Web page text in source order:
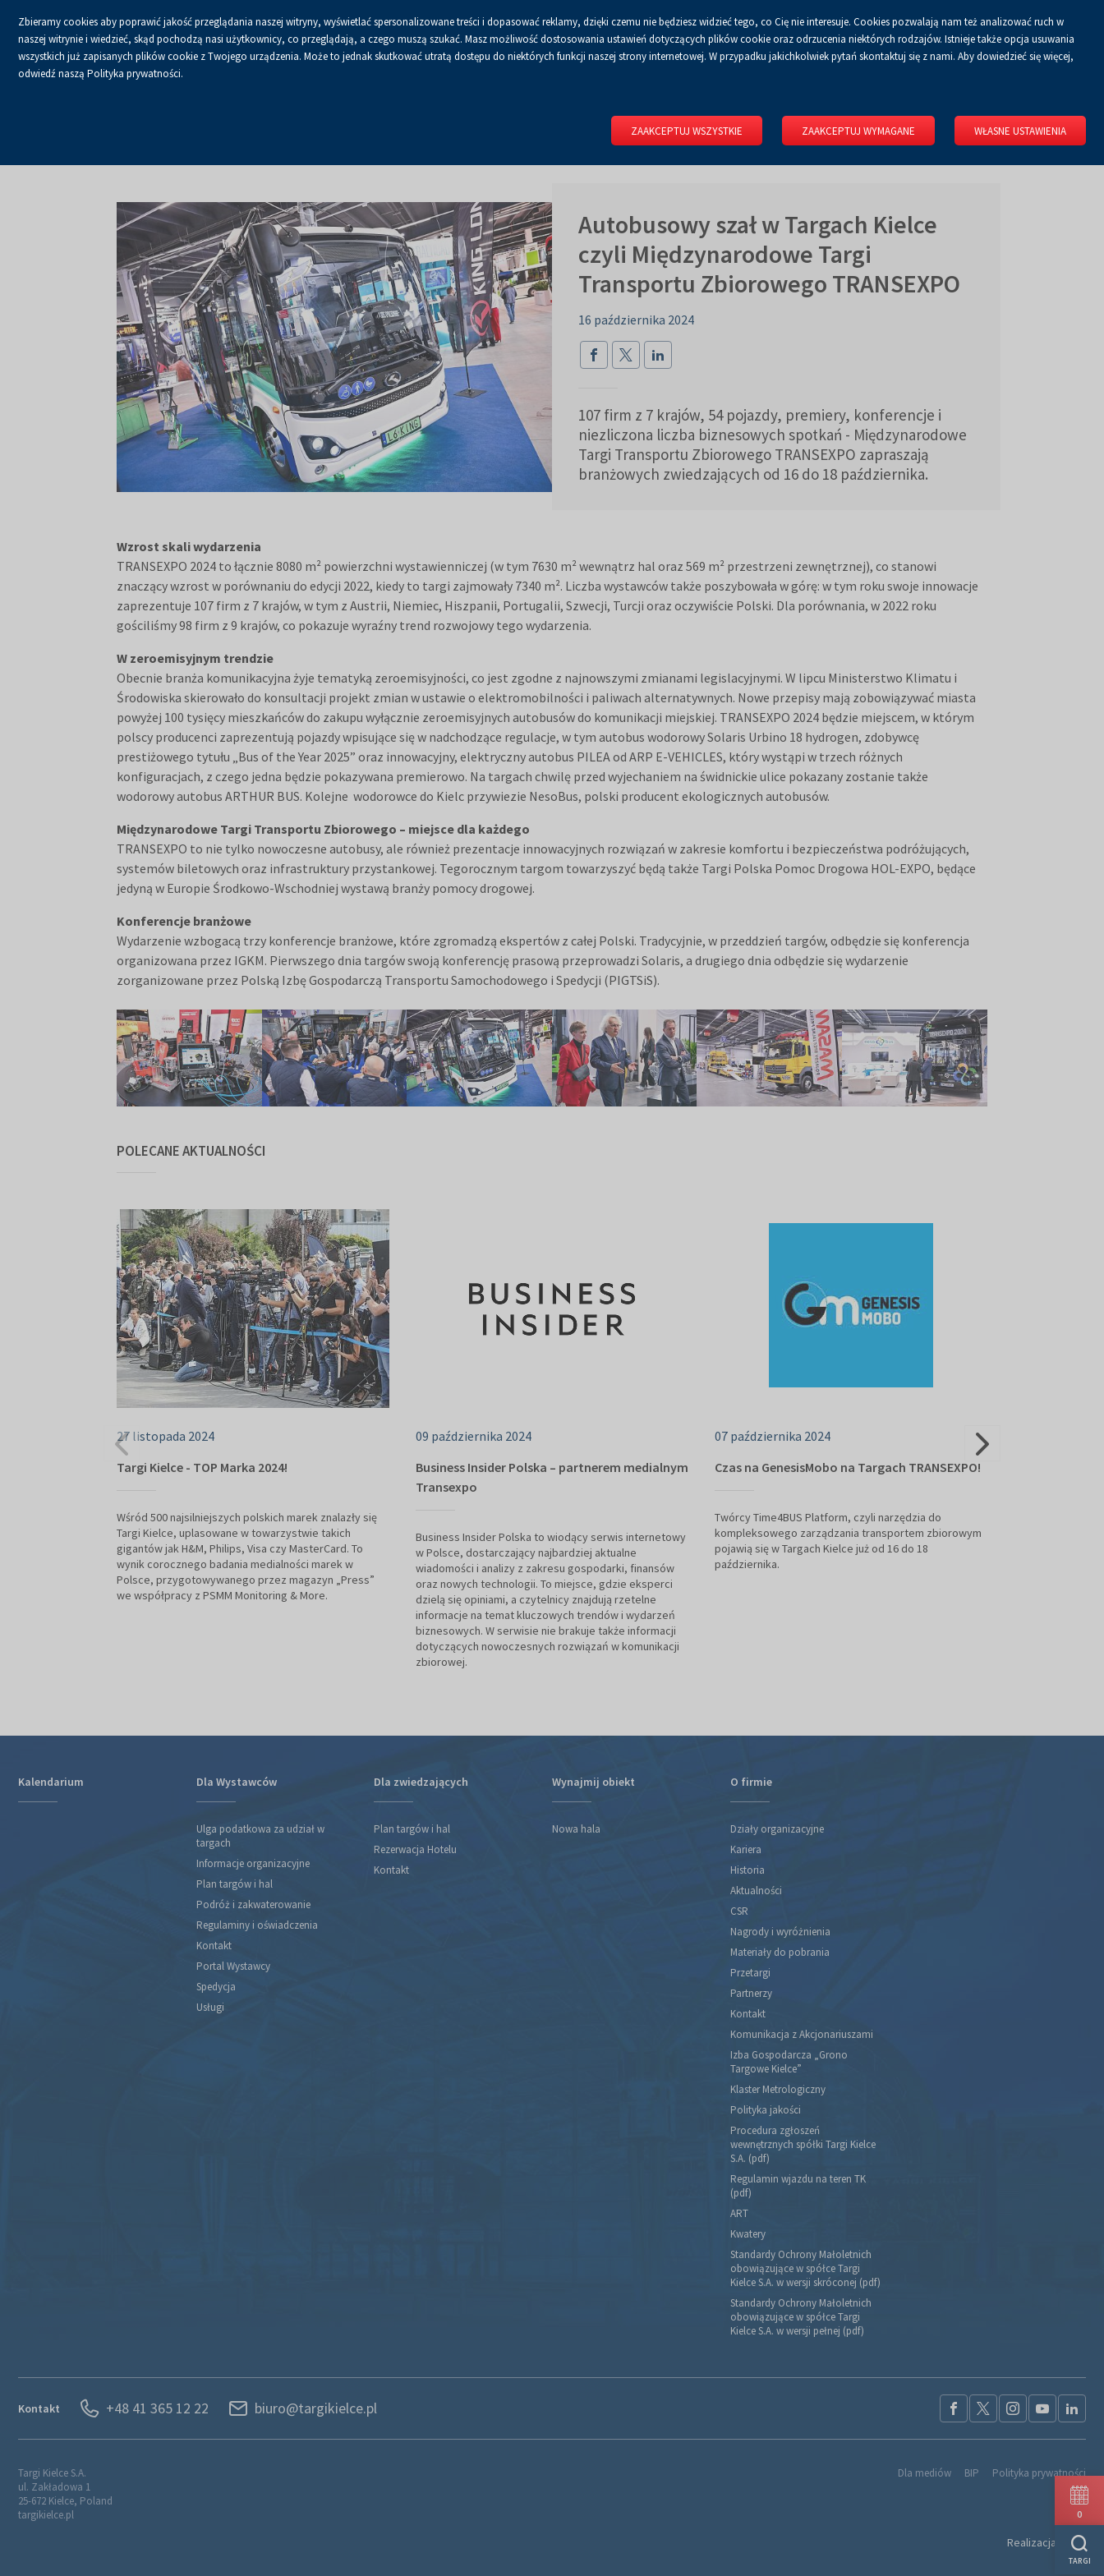
ACzcionka
domyślna
A+ Czcionka
powiększona
A++Czcionka
największa
A
Włącz
tryb
Włącz
wersję
RSS Dla mediów BIP Polityka prywatności ZALOGUJ SIĘ 0.00 zł Koszyk
Autobusowy szał w Targach Kielce
czyli Międzynarodowe Targi
Transportu Zbiorowego TRANSEXPO
16 października 2024
107 firm z 7 krajów, 54 pojazdy, premiery, konferencje i
niezliczona liczba biznesowych spotkań - Międzynarodowe
Targi Transportu Zbiorowego TRANSEXPO zapraszają
branżowych zwiedzających od 16 do 18 października.
Wzrost skali wydarzenia
TRANSEXPO 2024 to łącznie 8080 m² powierzchni wystawienniczej (w tym 7630 m² wewnątrz hal oraz 569 m² przestrzeni zewnętrznej), co stanowi
znaczący wzrost w porównaniu do edycji 2022, kiedy to targi zajmowały 7340 m². Liczba wystawców także poszybowała w górę: w tym roku swoje innowacje
zaprezentuje 107 firm z 7 krajów, w tym z Austrii, Niemiec, Hiszpanii, Portugalii, Szwecji, Turcji oraz oczywiście Polski. Dla porównania, w 2022 roku
gościliśmy 98 firm z 9 krajów, co pokazuje wyraźny trend rozwojowy tego wydarzenia.
W zeroemisyjnym trendzie
Obecnie branża komunikacyjna żyje tematyką zeroemisyjności, co jest zgodne z najnowszymi zmianami legislacyjnymi. W lipcu Ministerstwo Klimatu i
Środowiska skierowało do konsultacji projekt zmian w ustawie o elektromobilności i paliwach alternatywnych. Nowe przepisy mają zobowiązywać miasta
powyżej 100 tysięcy mieszkańców do zakupu wyłącznie zeroemisyjnych autobusów do komunikacji miejskiej. TRANSEXPO 2024 będzie miejscem, w którym
polscy producenci zaprezentują pojazdy wpisujące się w nadchodzące regulacje, w tym autobus wodorowy Solaris Urbino 18 hydrogen, zdobywcę
prestiżowego tytułu „Bus of the Year 2025” oraz innowacyjny, elektryczny autobus PILEA od ARP E-VEHICLES, który wystąpi w trzech różnych
konfiguracjach, z czego jedna będzie pokazywana premierowo. Na targach chwilę przed wyjechaniem na świdnickie ulice pokazany zostanie także
wodorowy autobus ARTHUR BUS. Kolejne wodorowce do Kielc przywiezie NesoBus, polski producent ekologicznych autobusów.
Międzynarodowe Targi Transportu Zbiorowego – miejsce dla każdego
TRANSEXPO to nie tylko nowoczesne autobusy, ale również prezentacje innowacyjnych rozwiązań w zakresie komfortu i bezpieczeństwa podróżujących,
systemów biletowych oraz infrastruktury przystankowej. Tegorocznym targom towarzyszyć będą także Targi Polska Pomoc Drogowa HOL-EXPO, będące
jedyną w Europie Środkowo-Wschodniej wystawą branży pomocy drogowej.
Konferencje branżowe
Wydarzenie wzbogacą trzy konferencje branżowe, które zgromadzą ekspertów z całej Polski. Tradycyjnie, w przeddzień targów, odbędzie się konferencja
organizowana przez IGKM. Pierwszego dnia targów swoją konferencję prasową przeprowadzi Solaris, a drugiego dnia odbędzie się wydarzenie
zorganizowane przez Polską Izbę Gospodarczą Transportu Samochodowego i Spedycji (PIGTSiS).
POLECANE AKTUALNOŚCI
27 listopada 2024
Targi Kielce - TOP Marka 2024!
Wśród 500 najsilniejszych polskich marek znalazły się
Targi Kielce, uplasowane w towarzystwie takich
gigantów jak H&M, Philips, Visa czy MasterCard. To
wynik corocznego badania medialności marek w
Polsce, przygotowywanego przez magazyn „Press”
we współpracy z PSMM Monitoring & More.
09 października 2024
Business Insider Polska – partnerem medialnym
Transexpo
Business Insider Polska to wiodący serwis internetowy
w Polsce, dostarczający najbardziej aktualne
wiadomości i analizy z zakresu gospodarki, finansów
oraz nowych technologii. To miejsce, gdzie eksperci
dzielą się opiniami, a czytelnicy znajdują rzetelne
informacje na temat kluczowych trendów i wydarzeń
biznesowych. W serwisie nie brakuje także informacji
dotyczących nowoczesnych rozwiązań w komunikacji
zbiorowej.
07 października 2024
Czas na GenesisMobo na Targach TRANSEXPO!
Twórcy Time4BUS Platform, czyli narzędzia do
kompleksowego zarządzania transportem zbiorowym
pojawią się w Targach Kielce już od 16 do 18
października.
Kalendarium Dla Wystawców
Ulga podatkowa za udział w
targach
Informacje organizacyjne
Plan targów i hal
Podróż i zakwaterowanie
Regulaminy i oświadczenia
Kontakt
Portal Wystawcy
Spedycja
Usługi
Dla zwiedzających
Plan targów i hal
Rezerwacja Hotelu
Kontakt
Wynajmij obiekt
Nowa hala
O firmie
Działy organizacyjne
Kariera
Historia
Aktualności
CSR
Nagrody i wyróżnienia
Materiały do pobrania
Przetargi
Partnerzy
Kontakt
Komunikacja z Akcjonariuszami
Izba Gospodarcza „Grono
Targowe Kielce”
Klaster Metrologiczny
Polityka jakości
Procedura zgłoszeń
wewnętrznych spółki Targi Kielce
S.A. (pdf)
Regulamin wjazdu na teren TK
(pdf)
ART
Kwatery
Standardy Ochrony Małoletnich
obowiązujące w spółce Targi
Kielce S.A. w wersji skróconej (pdf)
Standardy Ochrony Małoletnich
obowiązujące w spółce Targi
Kielce S.A. w wersji pełnej (pdf)
Kontakt +48 41 365 12 22 biuro@targikielce.pl
Targi Kielce S.A.
ul. Zakładowa 1
25-672 Kielce, Poland
targikielce.pl
Dla mediów BIP Polityka prywatności
Realizacja: Ideo
0
TARGI
Zbieramy cookies aby poprawić jakość przeglądania naszej witryny, wyświetlać spersonalizowane treści i dopasować reklamy, dzięki czemu nie będziesz widzieć tego, co Cię nie interesuje. Cookies pozwalają nam też analizować ruch w
naszej witrynie i wiedzieć, skąd pochodzą nasi użytkownicy, co przeglądają, a czego muszą szukać. Masz możliwość dostosowania ustawień dotyczących plików cookie oraz odrzucenia niektórych rodzajów. Istnieje także opcja usuwania
wszystkich już zapisanych plików cookie z Twojego urządzenia. Może to jednak skutkować utratą dostępu do niektórych funkcji naszej strony internetowej. W przypadku jakichkolwiek pytań skontaktuj się z nami. Aby dowiedzieć się więcej,
odwiedź naszą Polityka prywatności.
ZAAKCEPTUJ WSZYSTKIE ZAAKCEPTUJ WYMAGANE WŁASNE USTAWIENIA